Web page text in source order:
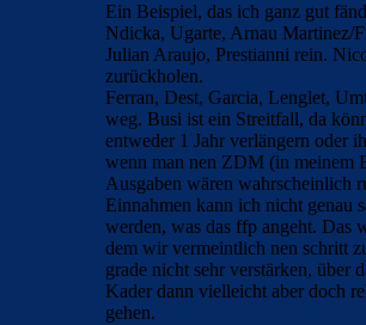
Ein Beispiel, das ich ganz gut
Ndicka, Ugarte, Arnau Martinez/
Julian Araujo, Prestianni rein.
zurückholen.
Ferran, Dest, Garcia, Lenglet,
weg. Busi ist ein Streitfall, da
entweder 1 Jahr verlängern oder
wenn man nen ZDM (in meinem
Ausgaben wären wahrscheinlich
Einnahmen kann ich nicht genau
werden, was das ffp angeht. Das
dem wir vermeintlich nen schritt
grade nicht sehr verstärken, über
Kader dann vielleicht aber doch
gehen.